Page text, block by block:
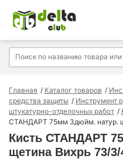
Главная Каталог товаров
средства защиты
Инструмент
штукатурно-отделочных работ
СТАНДАРТ 75мм 3дюйм. натур.
Кисть СТАНДАРТ
щетина Вихрь 73/3/